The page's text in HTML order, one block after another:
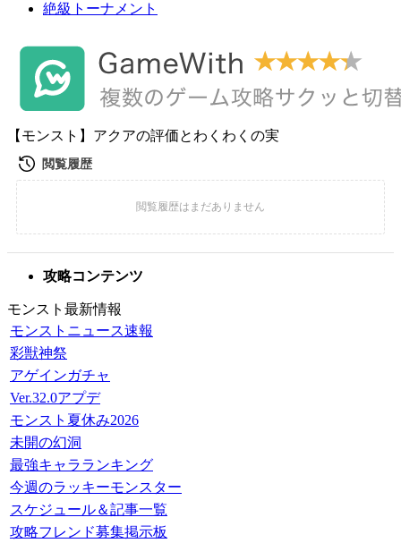
絶級トーナメント
【モンスト】アクアの評価とわくわくの実
攻略コンテンツ
モンスト最新情報
モンストニュース速報
彩獣神祭
アゲインガチャ
Ver.32.0アプデ
モンスト夏休み2026
未開の幻洞
最強キャラランキング
今週のラッキーモンスター
スケジュール＆記事一覧
攻略フレンド募集掲示板